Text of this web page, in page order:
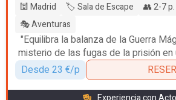
🕍 Madrid 🏷️ Sala de Escape 👥 2-7 p.
🎭 Aventuras
"Equilibra la balanza de la Guerra
misterio de las fugas de la prisión en
Desde 23 €/p